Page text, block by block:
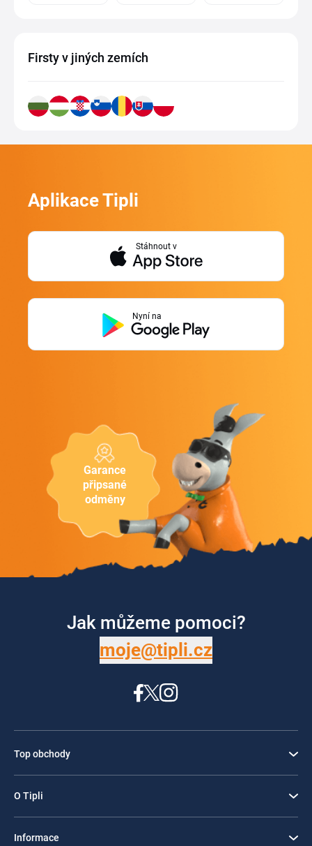
Firsty v jiných zemích
Garance
připsané
odměny
Aplikace Tipli
Stáhnout v
Nyní na
Jak můžeme pomoci?
moje@tipli.cz
Top obchody
O Tipli
Informace